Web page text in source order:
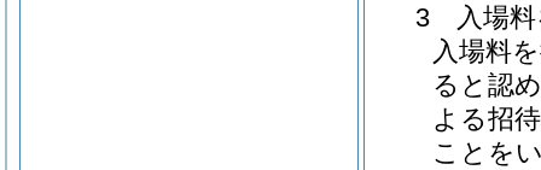
3 入場料
入場料
ると認
よる招
ことを